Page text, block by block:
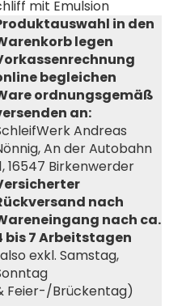
mit Emulsion
in den
legen
begleichen
ordnungsgemäß
an:
Andreas
An der Autobahn
16547 Birkenwerder
nach
nach ca.
bis 7 Arbeitstagen
exkl. Samstag,
Feier-/Brückentag)